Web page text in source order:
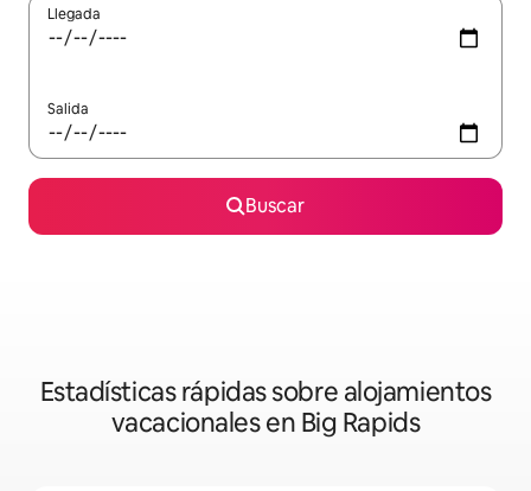
Llegada
Salida
Buscar
Estadísticas rápidas sobre alojamientos
vacacionales en Big Rapids